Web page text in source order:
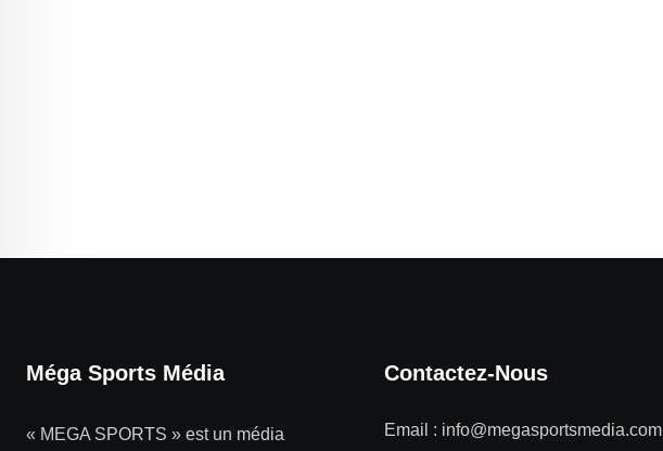
Méga Sports Média
« MEGA SPORTS » est un média
Contactez-Nous
Email : info@megasportsmedia.com